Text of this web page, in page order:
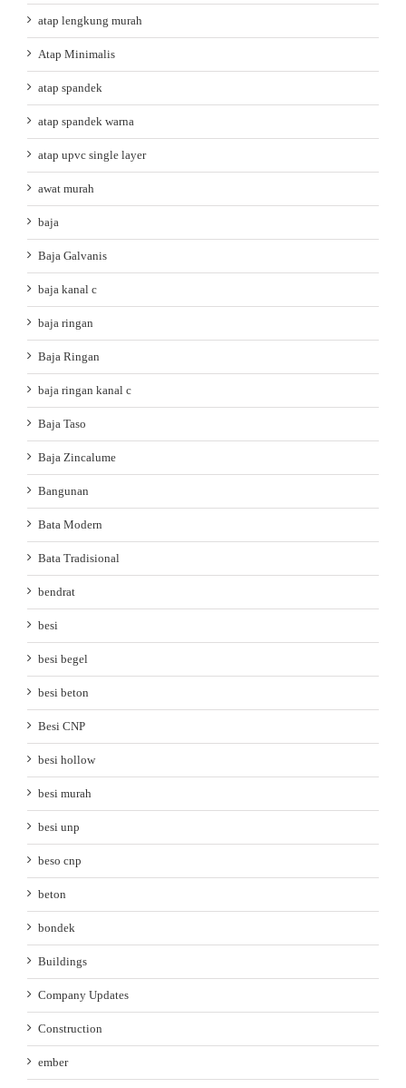
atap lengkung murah
Atap Minimalis
atap spandek
atap spandek warna
atap upvc single layer
awat murah
baja
Baja Galvanis
baja kanal c
baja ringan
Baja Ringan
baja ringan kanal c
Baja Taso
Baja Zincalume
Bangunan
Bata Modern
Bata Tradisional
bendrat
besi
besi begel
besi beton
Besi CNP
besi hollow
besi murah
besi unp
beso cnp
beton
bondek
Buildings
Company Updates
Construction
ember